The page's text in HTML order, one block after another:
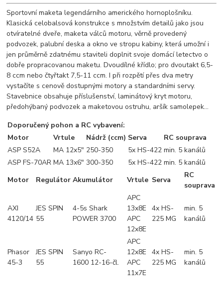
Sportovní maketa legendárního amerického hornoplošníku.
Klasická celobalsová konstrukce s množstvím detailů jako jsou
otvíratelné dveře, maketa válců motoru, věrně provedený
podvozek, palubní deska a okno ve stropu kabiny, která umožní i
jen průměrně zdatnému staviteli doplnit svoje domácí letectvo o
dobře propracovanou maketu. Dvoudílné křídlo; pro dvoutakt 6,5-
8 ccm nebo čtyřtakt 7,5-11 ccm. I při rozpětí přes dva metry
vystačíte s cenově dostupnými motory a standardními servy.
Stavebnice obsahuje příslušenství, laminátový kryt motoru,
předohýbaný podvozek a maketovou ostruhu, aršík samolepek...
Doporučený pohon a RC vybavení:
Motor
Vrtule Nádrž (ccm) Serva
RC souprava
ASP S52A
MA 12x5" 250-350 5x HS-422 min. 5 kanálů
ASP FS-70AR MA 13x6" 300-350 5x HS-422 min. 5 kanálů
Motor
Regulátor Akumulátor Vrtule Serva
RC
souprava
AXI
4120/14
JES SPIN
55
4-5s Shark
POWER 3700
APC
13x8E
APC
12x8E
4x HS-
225 MG
min. 5
kanálů
Phasor
45-3
JES SPIN
55
Sanyo RC-
1600 12-16-čl.
APC
12x8E
APC
11x7E
4x HS-
225 MG
min. 5
kanálů